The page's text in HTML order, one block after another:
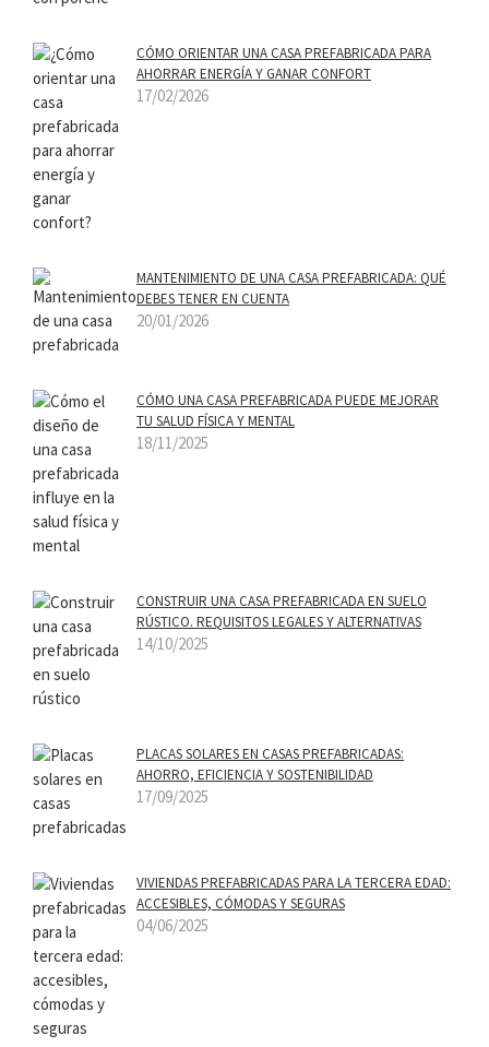
CÓMO ORIENTAR UNA CASA PREFABRICADA PARA
AHORRAR ENERGÍA Y GANAR CONFORT
17/02/2026
MANTENIMIENTO DE UNA CASA PREFABRICADA: QUÉ
DEBES TENER EN CUENTA
20/01/2026
CÓMO UNA CASA PREFABRICADA PUEDE MEJORAR
TU SALUD FÍSICA Y MENTAL
18/11/2025
CONSTRUIR UNA CASA PREFABRICADA EN SUELO
RÚSTICO. REQUISITOS LEGALES Y ALTERNATIVAS
14/10/2025
PLACAS SOLARES EN CASAS PREFABRICADAS:
AHORRO, EFICIENCIA Y SOSTENIBILIDAD
17/09/2025
VIVIENDAS PREFABRICADAS PARA LA TERCERA EDAD:
ACCESIBLES, CÓMODAS Y SEGURAS
04/06/2025